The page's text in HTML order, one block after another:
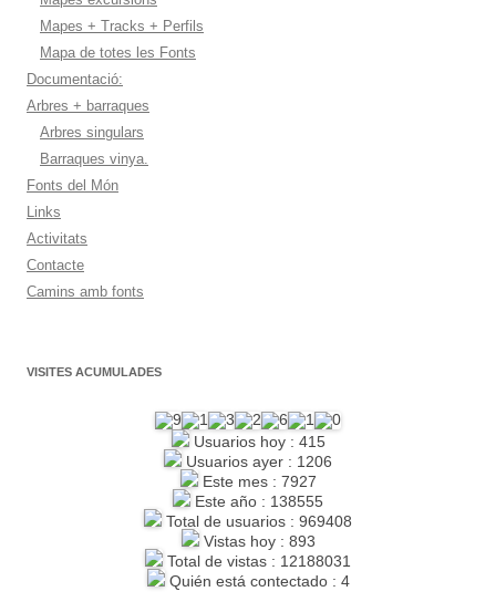
Mapes + Tracks + Perfils
Mapa de totes les Fonts
Documentació:
Arbres + barraques
Arbres singulars
Barraques vinya.
Fonts del Món
Links
Activitats
Contacte
Camins amb fonts
VISITES ACUMULADES
Usuarios hoy : 415
Usuarios ayer : 1206
Este mes : 7927
Este año : 138555
Total de usuarios : 969408
Vistas hoy : 893
Total de vistas : 12188031
Quién está contectado : 4